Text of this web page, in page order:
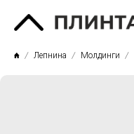
Лепнина Молдинги